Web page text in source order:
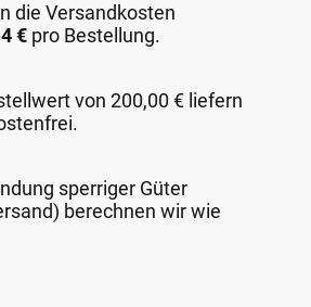
die Versandkosten
4 € pro Bestellung.
von 200,00 € liefern
sperriger Güter
berechnen wir wie